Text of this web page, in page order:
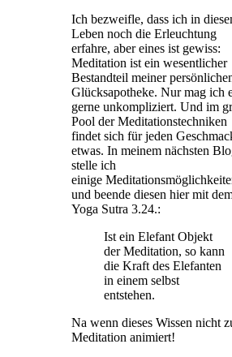
Ich bezweifle, dass ich in
Leben noch die Erleuchtung
erfahre, aber eines ist gewiss:
Meditation ist ein wesentlicher
Bestandteil meiner
Glücksapotheke. Nur mag ich
gerne unkompliziert. Und im
Pool der Meditationstechniken
findet sich für jeden
etwas. In meinem nächsten
stelle ich
einige
und beende diesen hier mit
Yoga Sutra 3.24.:
Ist ein Elefant Objekt
der Meditation, so kann
die Kraft des Elefanten
in einem selbst
entstehen.
Na wenn dieses Wissen nicht
Meditation animiert!